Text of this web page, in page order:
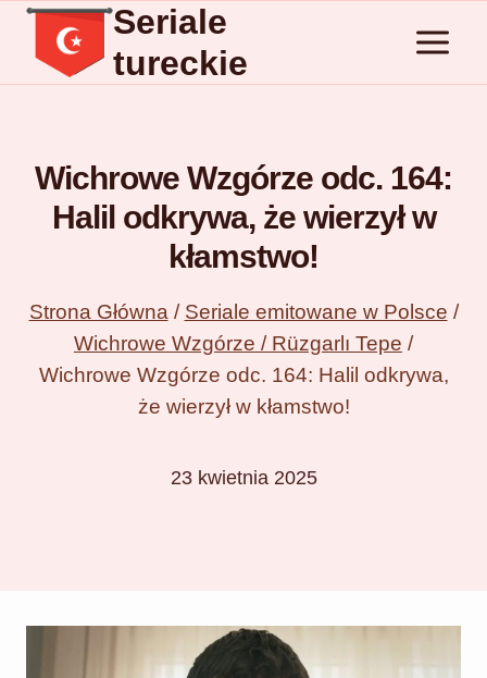
Przejdź
treści
Seriale
tureckie
Wichrowe Wzgórze odc. 164:
Halil odkrywa, że wierzył w
kłamstwo!
Strona Główna / Seriale emitowane w Polsce /
Wichrowe Wzgórze / Rüzgarlı Tepe /
Wichrowe Wzgórze odc. 164: Halil odkrywa,
że wierzył w kłamstwo!
23 kwietnia 2025